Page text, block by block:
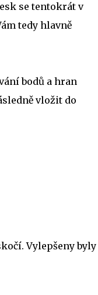
se tentokrát v
tedy hlavně
bodů a hran
vložit do
Vylepšeny byly